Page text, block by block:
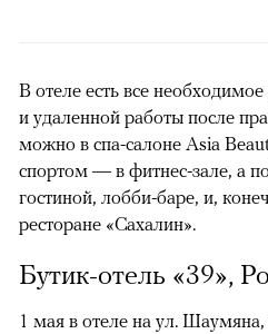
В отеле есть все
и удаленной работы после
можно в спа-салоне Asia
спортом — в фитнес-зале, а
гостиной, лобби-баре, и,
ресторане «Сахалин».
Бутик-отель «39»,
1 мая в отеле на ул. Шаумяна,